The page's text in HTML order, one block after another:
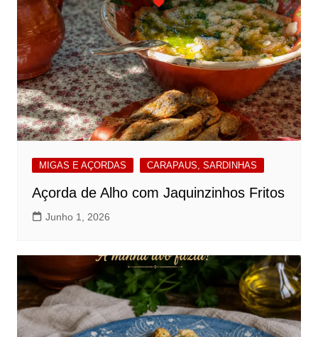
MIGAS E AÇORDAS CARAPAUS, SARDINHAS
Açorda de Alho com Jaquinzinhos Fritos
Junho 1, 2026